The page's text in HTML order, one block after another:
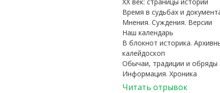
Время в судьбах и
Мнения. Суждения. Версии
Наш календарь
В блокнот историка.
калейдоскоп
Обычаи, традиции и обряды
Информация. Хроника
Читать отрывок